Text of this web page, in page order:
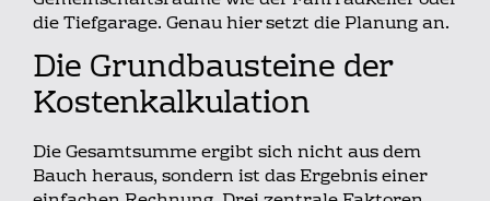
die Tiefgarage. Genau hier setzt die Planung an.
Die Grundbausteine der
Kostenkalkulation
Die Gesamtsumme ergibt sich nicht aus dem
Bauch heraus, sondern ist das Ergebnis einer